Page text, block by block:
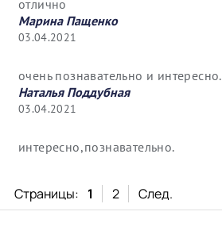
отлично
Марина Пащенко
03.04.2021
очень познавательно и интересно.
Наталья Поддубная
03.04.2021
интересно,познавательно.
Страницы: 1 2 След.